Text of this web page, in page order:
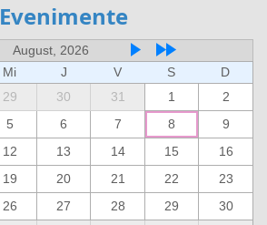
Evenimente
August, 2026
Mi J V S
D
29 30 31 1
2
5 6 7 8
9
12 13 14 15
16
19 20 21 22
23
26 27 28 29
30